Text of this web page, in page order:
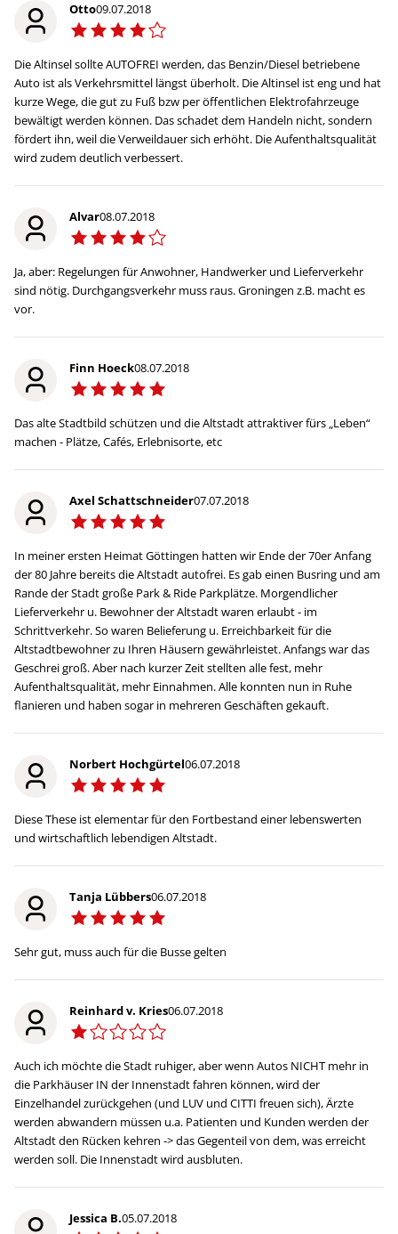
Otto09.07.2018
Die Altinsel sollte AUTOFREI werden, das Benzin/Diesel betriebene
Auto ist als Verkehrsmittel längst überholt. Die Altinsel ist eng und hat
kurze Wege, die gut zu Fuß bzw per öffentlichen Elektrofahrzeuge
bewältigt werden können. Das schadet dem Handeln nicht, sondern
fördert ihn, weil die Verweildauer sich erhöht. Die Aufenthaltsqualität
wird zudem deutlich verbessert.
Alvar08.07.2018
Ja, aber: Regelungen für Anwohner, Handwerker und Lieferverkehr
sind nötig. Durchgangsverkehr muss raus. Groningen z.B. macht es
vor.
Finn Hoeck08.07.2018
Das alte Stadtbild schützen und die Altstadt attraktiver fürs „Leben“
machen - Plätze, Cafés, Erlebnisorte, etc
Axel Schattschneider07.07.2018
In meiner ersten Heimat Göttingen hatten wir Ende der 70er Anfang
der 80 Jahre bereits die Altstadt autofrei. Es gab einen Busring und am
Rande der Stadt große Park & Ride Parkplätze. Morgendlicher
Lieferverkehr u. Bewohner der Altstadt waren erlaubt - im
Schrittverkehr. So waren Belieferung u. Erreichbarkeit für die
Altstadtbewohner zu Ihren Häusern gewährleistet. Anfangs war das
Geschrei groß. Aber nach kurzer Zeit stellten alle fest, mehr
Aufenthaltsqualität, mehr Einnahmen. Alle konnten nun in Ruhe
flanieren und haben sogar in mehreren Geschäften gekauft.
Norbert Hochgürtel06.07.2018
Diese These ist elementar für den Fortbestand einer lebenswerten
und wirtschaftlich lebendigen Altstadt.
Tanja Lübbers06.07.2018
Sehr gut, muss auch für die Busse gelten
Reinhard v. Kries06.07.2018
Auch ich möchte die Stadt ruhiger, aber wenn Autos NICHT mehr in
die Parkhäuser IN der Innenstadt fahren können, wird der
Einzelhandel zurückgehen (und LUV und CITTI freuen sich), Ärzte
werden abwandern müssen u.a. Patienten und Kunden werden der
Altstadt den Rücken kehren -> das Gegenteil von dem, was erreicht
werden soll. Die Innenstadt wird ausbluten.
Jessica B.05.07.2018